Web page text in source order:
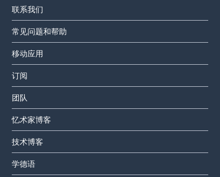
联系我们
常见问题和帮助
移动应用
订阅
团队
忆术家博客
技术博客
学德语